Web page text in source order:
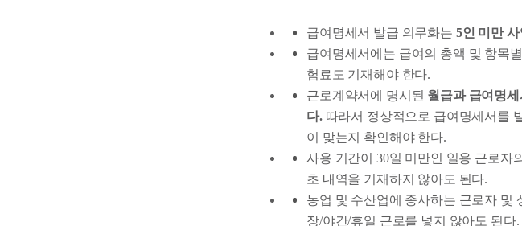
급여명세서 발급 의무화는 5인 미만
급여명세서에는 급여의 총액 및 항목
험료도 기재해야 한다.
근로계약서에 명시된 월급과 급여명
다.따라서 정상적으로 급여명세서를
이 맞는지 확인해야 한다.
사용 기간이 30일 미만인 일용 근로자
초 내역을 기재하지 않아도 된다.
농업 및 수산업에 종사하는 근로자 및
장/야간/휴일 근로를 넣지 않아도 된다.